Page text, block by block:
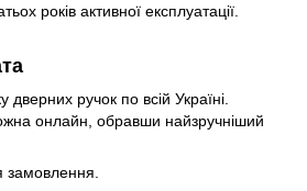
років активної експлуатації.
ручок по всій Україні.
онлайн, обравши найзручніший